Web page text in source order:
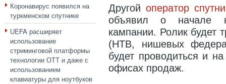
Коронавирус появился на
туркменском спутнике
UEFA расширяет
использование
стриминговой платформы
технологии ОТТ и даже с
использованием
клавиатуры для ноутбуков
Другой оператор
объявил о начале
кампании. Ролик будет
(НТВ, нишевых
будет проводиться и
офисах продаж.